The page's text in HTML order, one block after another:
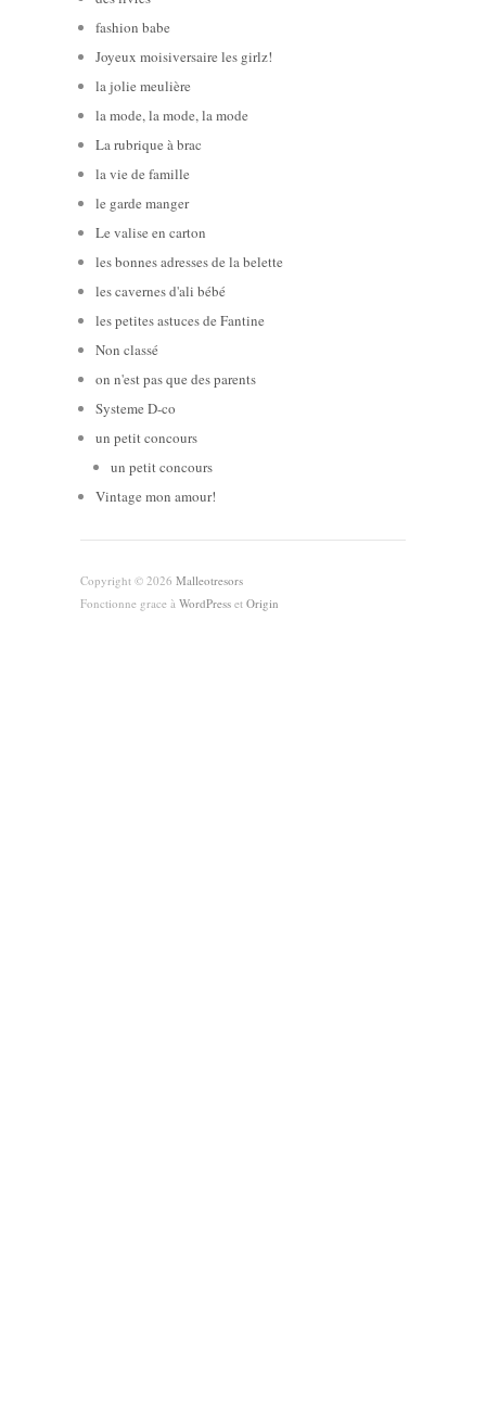
fashion babe
Joyeux moisiversaire les girlz!
la jolie meulière
la mode, la mode, la mode
La rubrique à brac
la vie de famille
le garde manger
Le valise en carton
les bonnes adresses de la belette
les cavernes d'ali bébé
les petites astuces de Fantine
Non classé
on n'est pas que des parents
Systeme D-co
un petit concours
un petit concours
Vintage mon amour!
Copyright © 2026 Malleotresors
Fonctionne grace à WordPress et Origin